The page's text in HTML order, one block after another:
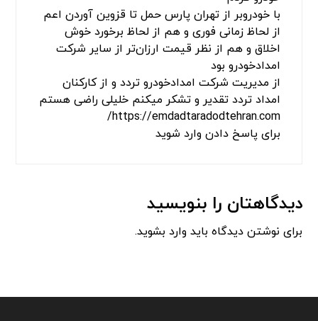
ماشینم در تهران ساعت‌های بامدادی به مشکل
برخورده بود جهت کمک رسانی با امدادخودرو تردد
تماس و درخواست امداد رسانی کردم در کمترین
زمان رفع عیوب نمودن خدماتشان رضایت بخش بود
برای پاسخ دادن وارد شوید
سلام من چند سری تو راه اردبیل پارس آباد موندم
واقعا دست تمام کارکنان امداد خودرو تردد اردبیل
درد نکنه زنگ زدم خیلی زود رسیدن ممنون از